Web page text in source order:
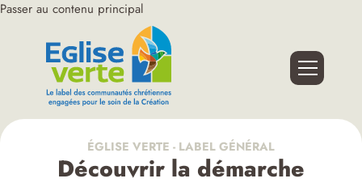
Passer au contenu principal
ÉGLISE VERTE - LABEL GÉNÉRAL
Découvrir la démarche